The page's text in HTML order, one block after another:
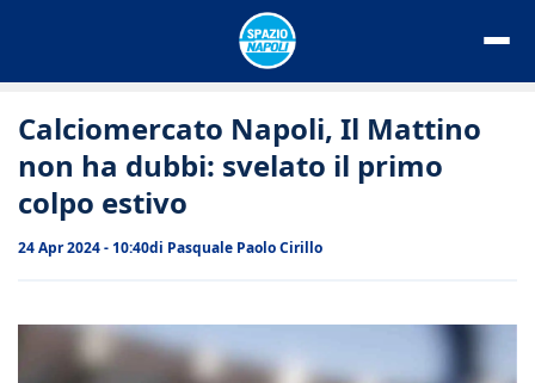
Calciomercato Napoli, Il Mattino
non ha dubbi: svelato il primo
colpo estivo
24 Apr 2024 - 10:40di Pasquale Paolo Cirillo